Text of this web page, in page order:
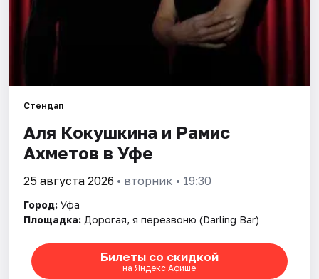
Артисты
Рейтинги
Стендап
Аля Кокушкина и Рамис
Ахметов в Уфе
25 августа 2026 • вторник • 19:30
Город: Уфа
Площадка: Дорогая, я перезвоню (Darling Bar)
Билеты со скидкой
на Яндекс Афише